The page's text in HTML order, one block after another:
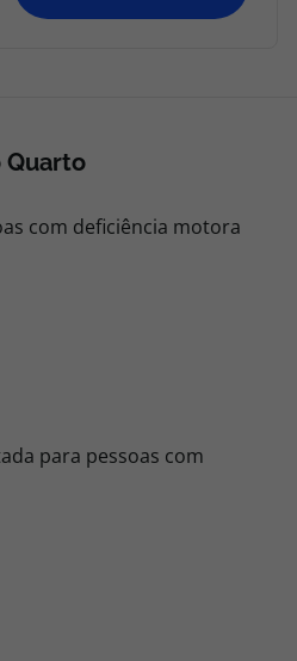
Quarto
com deficiência motora
para pessoas com